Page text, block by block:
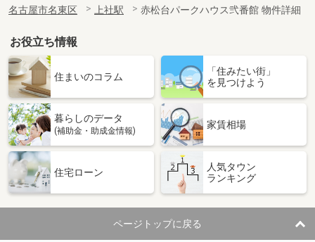
名古屋市名東区
上社駅 赤松台パークハウス弐番館 物件詳細
お役立ち情報
住まいのコラム
「住みたい街」
を見つけよう
暮らしのデータ
(補助金・助成金情報)
家賃相場
住宅ローン
人気タウン
ランキング
ページトップに戻る